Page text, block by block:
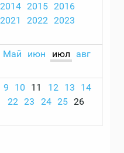
2014 2015 2016
2021 2022 2023
Май июн июл
авг
9 10 11 12 13
14
22 23 24 25 26